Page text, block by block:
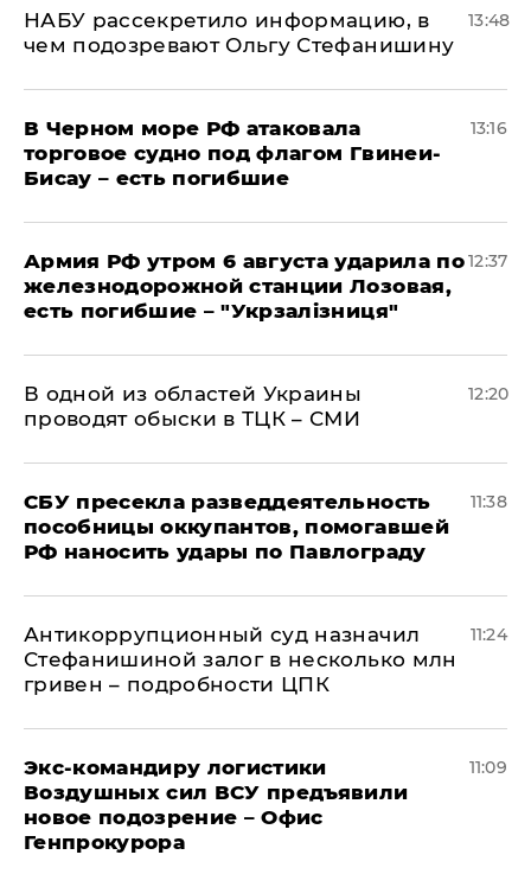
НАБУ рассекретило информацию, в
чем подозревают Ольгу Стефанишину
13:48
В Черном море РФ атаковала
торговое судно под флагом Гвинеи-
Бисау – есть погибшие
13:16
Армия РФ утром 6 августа ударила по
железнодорожной станции Лозовая,
есть погибшие – "Укрзалізниця"
12:37
В одной из областей Украины
проводят обыски в ТЦК – СМИ
12:20
СБУ пресекла разведдеятельность
пособницы оккупантов, помогавшей
РФ наносить удары по Павлограду
11:38
Антикоррупционный суд назначил
Стефанишиной залог в несколько млн
гривен – подробности ЦПК
11:24
Экс-командиру логистики
Воздушных сил ВСУ предъявили
новое подозрение – Офис
Генпрокурора
11:09